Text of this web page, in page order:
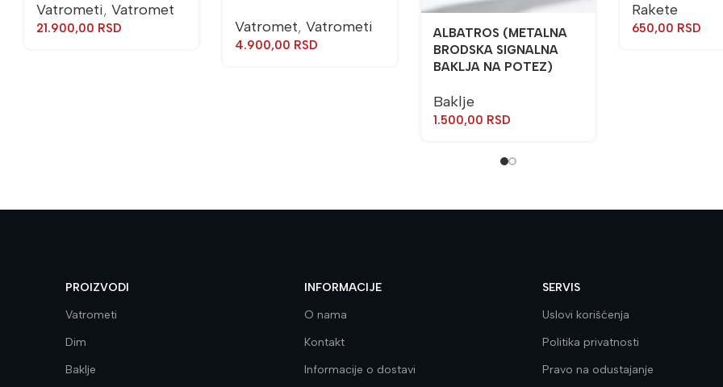
Vatrometi, Vatromet
21.900,00 RSD Vatromet, Vatrometi
4.900,00 RSD
ALBATROS (METALNA
BRODSKA SIGNALNA
BAKLJA NA POTEZ)
Baklje
1.500,00 RSD
Rakete
650,00 RSD
PROIZVODI
Vatrometi
Dim
Baklje
INFORMACIJE
O nama
Kontakt
Informacije o dostavi
SERVIS
Uslovi korišćenja
Politika privatnosti
Pravo na odustajanje